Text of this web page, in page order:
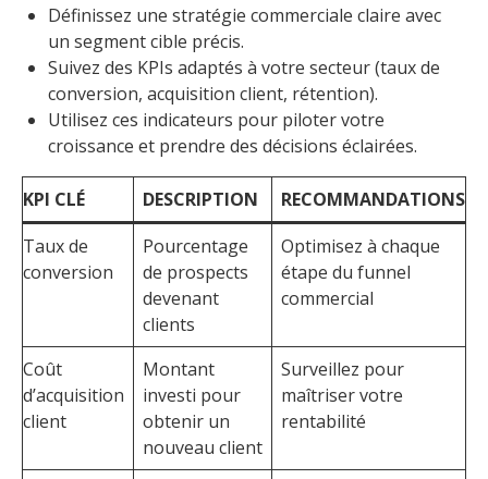
Définissez une stratégie commerciale claire avec
un segment cible précis.
Suivez des KPIs adaptés à votre secteur (taux de
conversion, acquisition client, rétention).
Utilisez ces indicateurs pour piloter votre
croissance et prendre des décisions éclairées.
KPI CLÉ DESCRIPTION
RECOMMANDATIONS
Taux de
conversion
Pourcentage
de prospects
devenant
clients
Optimisez à chaque
étape du funnel
commercial
Coût
d’acquisition
client
Montant
investi pour
obtenir un
nouveau client
Surveillez pour
maîtriser votre
rentabilité